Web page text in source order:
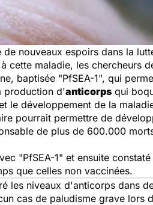
nouveaux espoirs dans la
cette maladie, les chercheurs
baptisée "PfSEA-1", qui
production d'anticorps qui
le développement de la
pourrait permettre de
de plus de 600.000
"PfSEA-1" et ensuite
que celles non vaccinées.
les niveaux d'anticorps dans
cas de paludisme grave lors